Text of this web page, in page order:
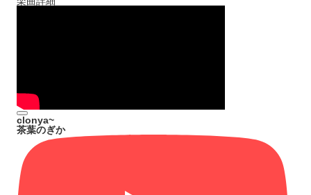
clonya~
茶葉のぎか